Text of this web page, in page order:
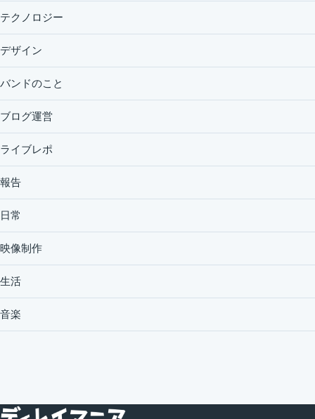
テクノロジー
デザイン
バンドのこと
ブログ運営
ライブレポ
報告
日常
映像制作
生活
音楽